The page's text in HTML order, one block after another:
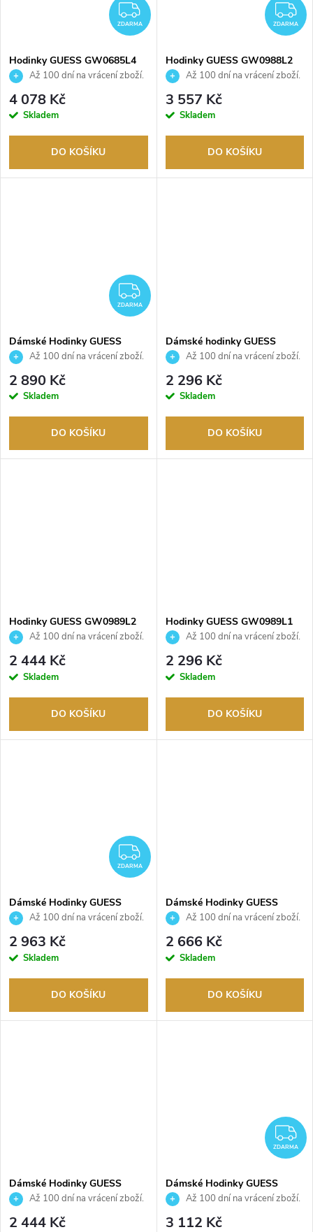
ZDARMA
ZDARMA
Hodinky GUESS GW0685L4
Až 100 dní na vrácení zboží.
Autorizovaný prodejce.
4 078 Kč
Skladem
DO KOŠÍKU
ZDARMA
Hodinky GUESS GW0988L2
Až 100 dní na vrácení zboží.
Autorizovaný prodejce.
3 557 Kč
Skladem
DO KOŠÍKU
ZDARMA
ZDARMA
Dámské Hodinky GUESS
GW0944L2
Až 100 dní na vrácení zboží.
Autorizovaný prodejce.
2 890 Kč
Skladem
DO KOŠÍKU
Dámské hodinky GUESS
GW0942L2
Až 100 dní na vrácení zboží.
Autorizovaný prodejce.
2 296 Kč
Skladem
DO KOŠÍKU
Hodinky GUESS GW0989L2
Až 100 dní na vrácení zboží.
Autorizovaný prodejce.
2 444 Kč
Skladem
DO KOŠÍKU
Hodinky GUESS GW0989L1
Až 100 dní na vrácení zboží.
Autorizovaný prodejce.
2 296 Kč
Skladem
DO KOŠÍKU
ZDARMA
ZDARMA
Dámské Hodinky GUESS
GW0930L2
Až 100 dní na vrácení zboží.
Autorizovaný prodejce.
2 963 Kč
Skladem
DO KOŠÍKU
Dámské Hodinky GUESS
GW0930L1
Až 100 dní na vrácení zboží.
Autorizovaný prodejce.
2 666 Kč
Skladem
DO KOŠÍKU
Dámské Hodinky GUESS
GW0987L1
Až 100 dní na vrácení zboží.
Autorizovaný prodejce.
2 444 Kč
ZDARMA
Dámské Hodinky GUESS
GW0931L2
Až 100 dní na vrácení zboží.
Autorizovaný prodejce.
3 112 Kč